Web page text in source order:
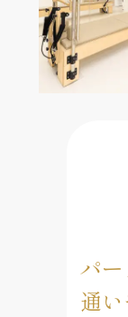
パ
通